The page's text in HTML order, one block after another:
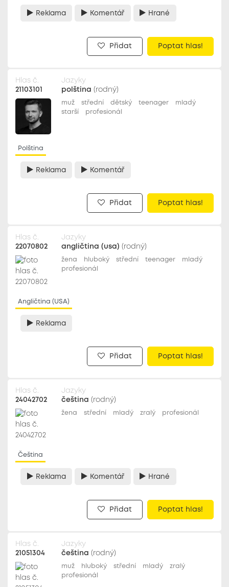
Reklama Komentář Hrané
Přidat Poptat hlas!
Hlas č.
21103101
Jazyky
polština (rodný)
muž střední dětský teenager
mladý
starší
profesionál
Polština
Reklama Komentář
Přidat Poptat hlas!
Hlas č.
22070802
Jazyky
angličtina (usa) (rodný)
žena hluboký střední teenager
mladý
profesionál
Angličtina (USA)
Reklama
Přidat Poptat hlas!
Hlas č.
24042702
Jazyky
čeština (rodný)
žena střední mladý zralý profesionál
Čeština
Reklama Komentář Hrané
Přidat Poptat hlas!
Hlas č.
21051304
Jazyky
čeština (rodný)
muž hluboký střední mladý
zralý
profesionál